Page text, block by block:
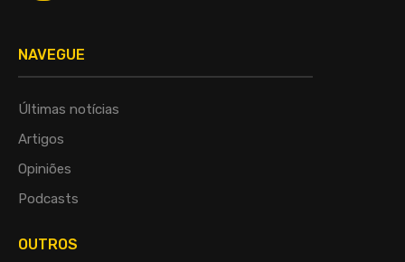
NAVEGUE
Últimas notícias
Artigos
Opiniões
Podcasts
OUTROS